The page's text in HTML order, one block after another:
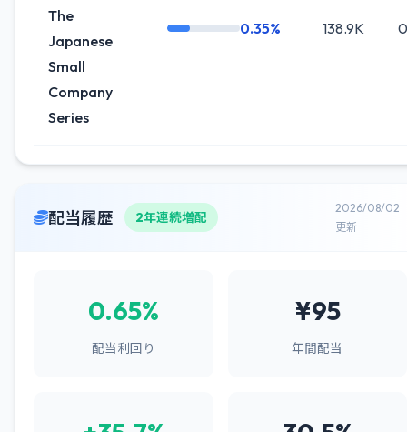
The
Japanese
Small
Company
Series
0.35% 138.9K
配当履歴 2年連続増配
2026/08/02
更新
0.65%
配当利回り
¥95
年間配当